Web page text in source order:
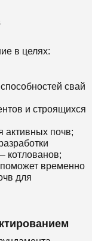
в целях:
свай
и строящихся
активных почв;
котлованов;
поможет временно
для